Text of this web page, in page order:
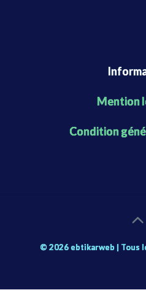
Mention
Condition
© 2026 ebtikarweb | Tous